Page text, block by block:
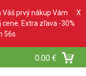
Váš prvý nákup Vám
Extra zľava -30%
54s
X
0.00 €